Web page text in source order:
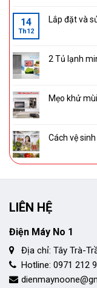
14
Th12
Lắp đặt và
2 Tủ lạnh
Mẹo khử
Cách vệ
LIÊN HỆ
Điện Máy No 1
Địa chỉ: Tây Trà-
Hotline: 0971 212